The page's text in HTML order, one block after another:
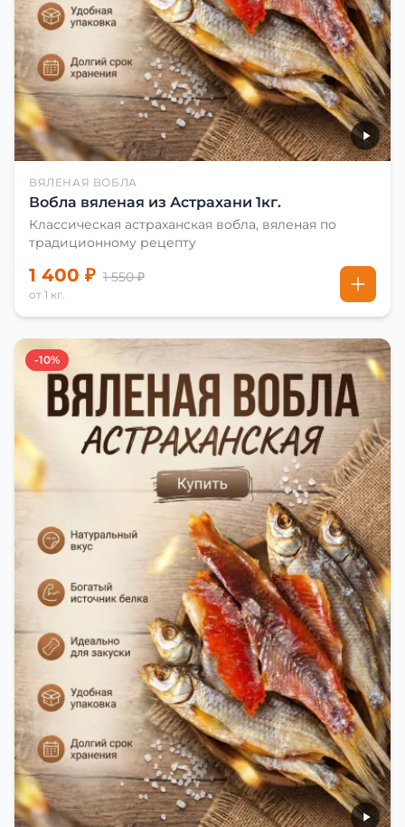
ВЯЛЕНАЯ ВОБЛА
Вобла вяленая из Астрахани 1кг.
Классическая астраханская вобла, вяленая по
традиционному рецепту
1 400 ₽ 1 550 ₽
от 1 кг.
-10%